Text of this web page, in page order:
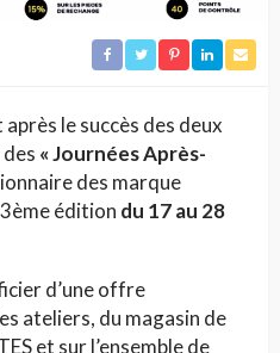
le succès des deux
« Journées Après-
des marque
édition du 17 au 28
d’une offre
ateliers, du magasin de
et sur l’ensemble de